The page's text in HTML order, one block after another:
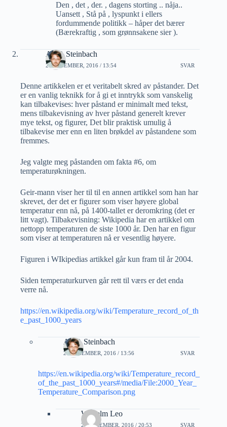
Den , det , der. , dagens storting .. nåja..
Uansett , Stå på , lyspunkt i ellers
fordummende politikk – håper det bærer
(Bærekraftig , som grønnsakene sier ).
Alf P. Steinbach
21 DESEMBER, 2016 / 13:54 SVAR
Denne artikkelen er et veritabelt skred av påstander. Det
er en vanlig teknikk for å gi et inntrykk som vanskelig
kan tilbakevises: hver påstand er minimalt med tekst,
mens tilbakevisning av hver påstand generelt krever
mye tekst, og figurer, Det blir praktisk umulig å
tilbakevise mer enn en liten brøkdel av påstandene som
fremmes.
Jeg valgte meg påstanden om fakta #6, om
temperaturøkningen.
Geir-mann viser her til til en annen artikkel som han har
skrevet, der det er figurer som viser høyere global
temperatur enn nå, på 1400-tallet er deromkring (det er
litt vagt). Tilbakevisning: Wikipedia har en artikkel om
nettopp temperaturen de siste 1000 år. Den har en figur
som viser at temperaturen nå er vesentlig høyere.
Figuren i WIkipedias artikkel går kun fram til år 2004.
Siden temperaturkurven går rett til værs er det enda
verre nå.
https://en.wikipedia.org/wiki/Temperature_record_of_th
e_past_1000_years
Alf P. Steinbach
21 DESEMBER, 2016 / 13:56 SVAR
https://en.wikipedia.org/wiki/Temperature_record_
of_the_past_1000_years#/media/File:2000_Year_
Temperature_Comparison.png
Wilhelm Leo
21 DESEMBER, 2016 / 20:53 SVAR